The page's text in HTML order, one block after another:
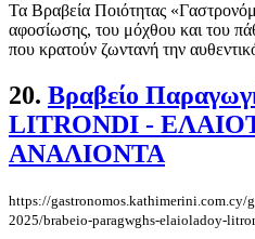
Τα Βραβεία Ποιότητας
αφοσίωσης, του μόχθου και του
που κρατούν ζωντανή την
20. Βραβείο
LITRONDI -
ΑΝΑΛΙΟΝΤΑ
https://gastronomos.kathimerini.com.cy/
2025/brabeio-paragwghs-elaioladoy-